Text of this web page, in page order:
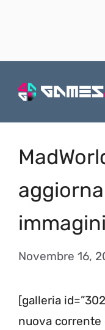
immagini
Novembre 16,
[galleria
nuova